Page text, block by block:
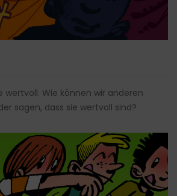
wertvoll. Wie können wir anderen
sagen, dass sie wertvoll sind?